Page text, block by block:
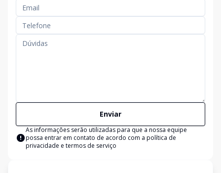
Enviar
As informações serão utilizadas para que a nossa equipe
possa entrar em contato de acordo com a política de
privacidade e termos de serviço